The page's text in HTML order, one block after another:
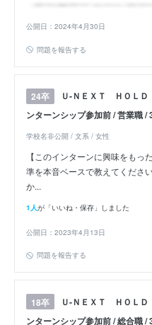
公開日：2024年4月30日
問題を報告する
24卒
Ｕ‐ＮＥＸＴ ＨＯＬＤ
ンターンシップ参加前 / 営業職 /
学校名非公開 / 文系 / 女性
【このインターンに興味をも
準を本音ベースで教えてくださ
か...
1人が「いいね・保存」しました
公開日：2023年4月13日
問題を報告する
18卒
Ｕ‐ＮＥＸＴ ＨＯＬＤ
ンターンシップ参加前 / 総合職 /